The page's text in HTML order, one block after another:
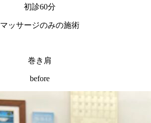
初診60分
マッサージのみの施術
巻き肩
before